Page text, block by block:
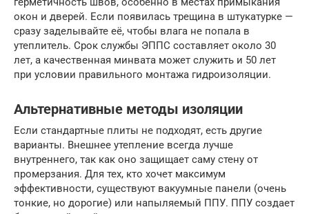
окон и дверей. Если появилась трещина в штукатурке —
сразу заделывайте её, чтобы влага не попала в
утеплитель. Срок службы ЭППС составляет около 30
лет, а качественная минвата может служить и 50 лет
при условии правильного монтажа гидроизоляции.
Альтернативные методы изоляции
Если стандартные плиты не подходят, есть другие
варианты. Внешнее утепление всегда лучше
внутреннего, так как оно защищает саму стену от
промерзания. Для тех, кто хочет максимум
эффективности, существуют вакуумные панели (очень
тонкие, но дорогие) или напыляемый ППУ. ППУ создает